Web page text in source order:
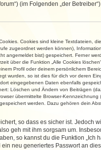
(im Folgenden „der
Cookies sind kleine
zugeordnet werden können),
angemeldet bist) gespeichert. Ferner
über die Funktion „Alle Cookies
Profil oder deinem persönlichem
wurden, so ist dies für dich vor deren
eingegebenen Daten ebenfalls
Löschen und Ändern von Beiträgen
übermittelte Browser-
werden. Dazu gehören dein
so dass es sicher ist.
geh mit ihm sorgsam um.
so kannst du die Funktion
neu generiertes Passwort an